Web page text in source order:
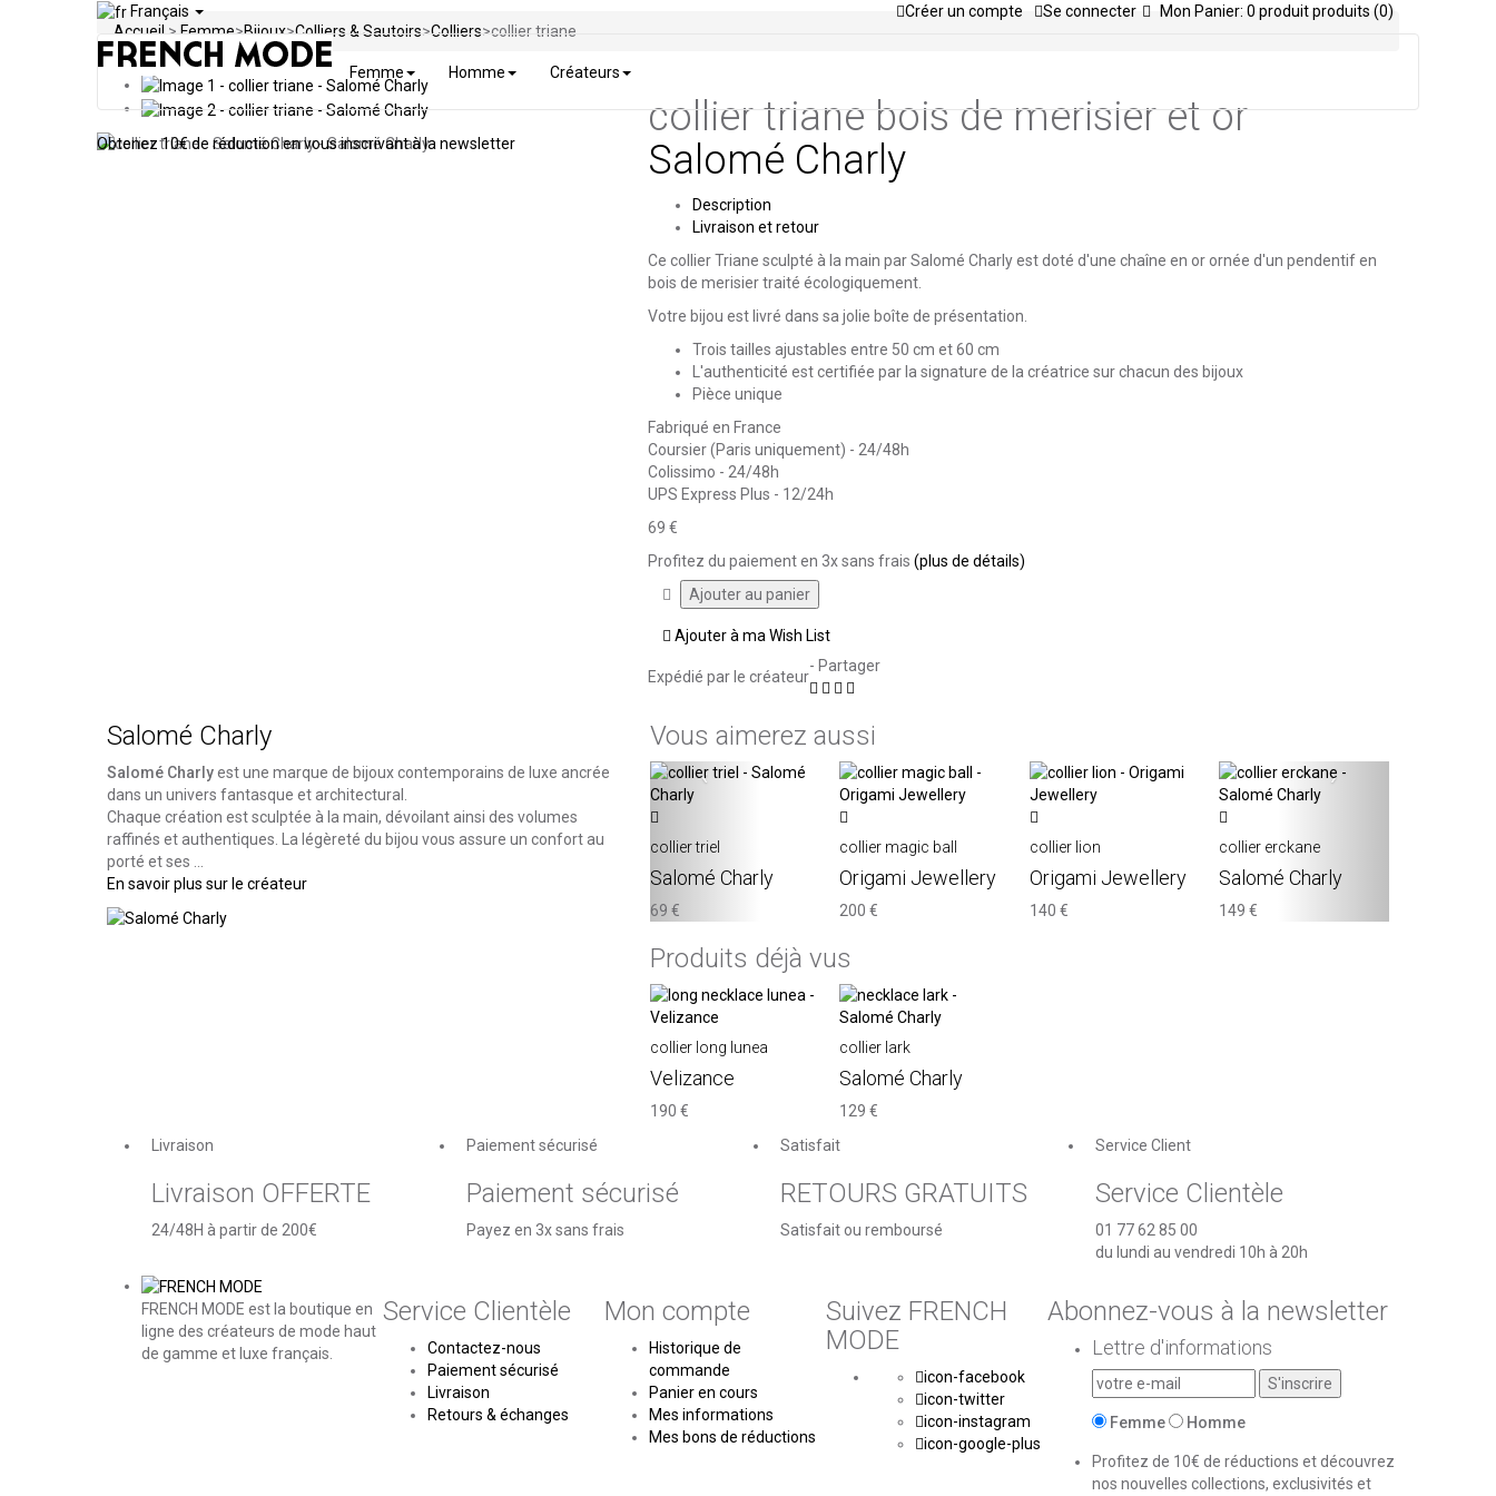
Mon Panier: 0 produitproduits (0)
Créer un compte Se connecter
Français
Femme Homme Créateurs
Obtenez10€ de réduction en vous inscrivant à la newsletter
Accueil>Femme>Bijoux>Colliers & Sautoirs>Colliers>collier triane
collier trianebois de merisier et or
Salomé Charly
Description
Livraison et retour
Ce collier Triane sculpté à la main par Salomé Charly est doté d'une chaîne en or ornée d'un pendentif en
bois de merisier traité écologiquement.
Votre bijou est livré dans sa jolie boîte de présentation.
Trois tailles ajustables entre 50 cm et 60 cm
L'authenticité est certifiée par la signature de la créatrice sur chacun des bijoux
Pièce unique
Fabriqué en France
Coursier (Paris uniquement) - 24/48h
Colissimo - 24/48h
UPS Express Plus - 12/24h
69 €
Profitez du paiement en 3x sans frais (plus de détails)
Ajouter à ma Wish List
Expédié par le créateur
- Partager
Salomé Charly
Salomé Charlyest une marque de bijoux contemporains de luxe ancrée
dans un univers fantasque et architectural.
Chaque création est sculptée à la main, dévoilant ainsi des volumes
raffinés et authentiques. La légèreté du bijou vous assure un confort au
porté et ses ...
En savoir plus sur le créateur
Vous aimerez aussi
‹ ›
collier triel
Salomé Charly
69 €
collier magic ball
Origami Jewellery
200 €
collier lion
Origami Jewellery
140 €
collier erckane
Salomé Charly
149 €
Produits déjà vus
collier long lunea
Velizance
190 €
collier lark
Salomé Charly
129 €
Livraison
Livraison OFFERTE
24/48H à partir de 200€
Paiement sécurisé
Paiement sécurisé
Payez en 3x sans frais
Satisfait
RETOURS GRATUITS
Satisfait ou remboursé
Service Client
Service Clientèle
01 77 62 85 00
du lundi au vendredi 10h à 20h
FRENCH MODE est la boutique en
ligne des créateurs de mode haut
de gamme et luxe français.
Service Clientèle
Contactez-nous
Paiement sécurisé
Livraison
Retours & échanges
Mon compte
Historique de
commande
Panier en cours
Mes informations
Mes bons de réductions
Suivez FRENCH
MODE
icon-facebook
icon-twitter
icon-instagram
icon-google-plus
Abonnez-vous à la newsletter
Lettre d'informations
Femme Homme
Profitez de 10€ de réductions et découvrez
nos nouvelles collections, exclusivités et